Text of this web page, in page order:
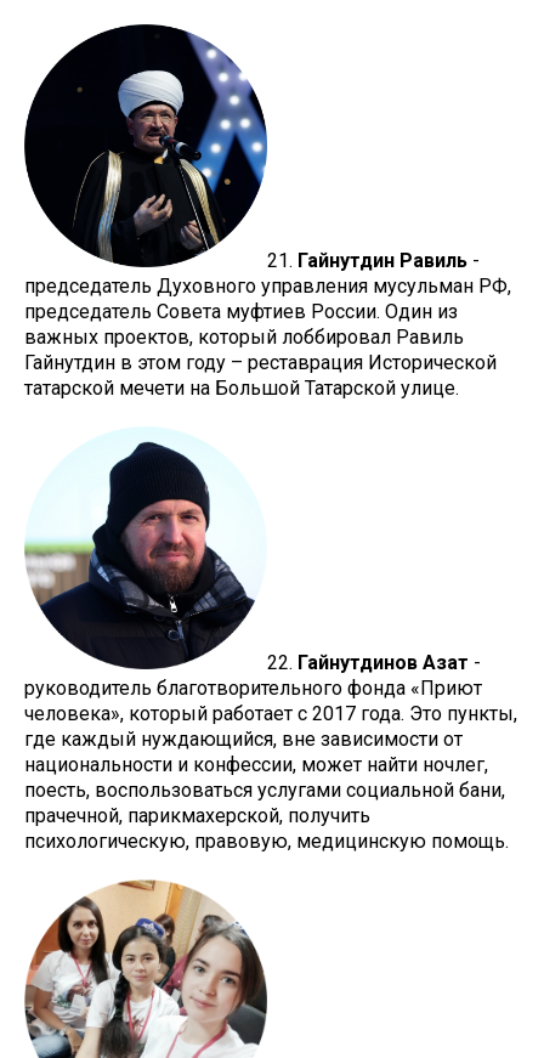
21. Гайнутдин Равиль -
председатель Духовного управления мусульман РФ,
председатель Совета муфтиев России. Один из
важных проектов, который лоббировал Равиль
Гайнутдин в этом году – реставрация Исторической
татарской мечети на Большой Татарской улице.
22. Гайнутдинов Азат -
руководитель благотворительного фонда «Приют
человека», который работает с 2017 года. Это пункты,
где каждый нуждающийся, вне зависимости от
национальности и конфессии, может найти ночлег,
поесть, воспользоваться услугами социальной бани,
прачечной, парикмахерской, получить
психологическую, правовую, медицинскую помощь.